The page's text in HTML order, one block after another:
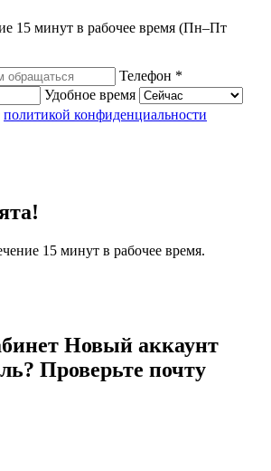
15 минут в рабочее время (Пн–Пт
Телефон *
Удобное время
политикой конфиденциальности
15 минут в рабочее время.
Новый аккаунт
Проверьте почту